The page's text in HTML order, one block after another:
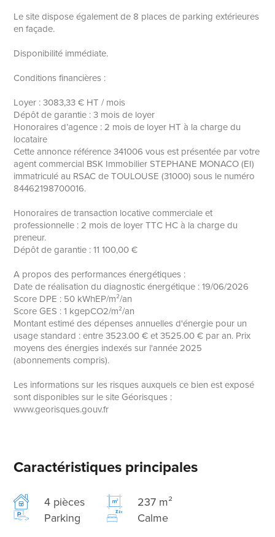
Le site dispose également de 8 places de parking extérieures
en façade.
Disponibilité immédiate.
Conditions financières :
Loyer : 3083,33 € HT / mois
Dépôt de garantie : 3 mois de loyer
Honoraires d’agence : 2 mois de loyer HT à la charge du
locataire
Cette annonce référence 341006 vous est présentée par votre
agent commercial BSK Immobilier STEPHANE MONACO (EI)
immatriculé au RSAC de TOULOUSE (31000) sous le numéro
84462198700016.
Honoraires de transaction locative commerciale et
professionnelle : 2 mois de loyer TTC HC à la charge du
preneur.
Dépôt de garantie : 11 100,00 €
A propos des performances énergétiques :
Date de réalisation du diagnostic énergétique : 19/06/2026
Score DPE : 50 kWhEP/m²/an
Score GES : 1 kgepCO2/m²/an
Montant estimé des dépenses annuelles d'énergie pour un
usage standard : entre 3523.00 € et 3525.00 € par an. Prix
moyens des énergies indexés sur l'année 2025
(abonnements compris).
Les informations sur les risques auxquels ce bien est exposé
sont disponibles sur le site Géorisques :
www.georisques.gouv.fr
Caractéristiques principales
4 pièces
237 m²
Parking
Calme